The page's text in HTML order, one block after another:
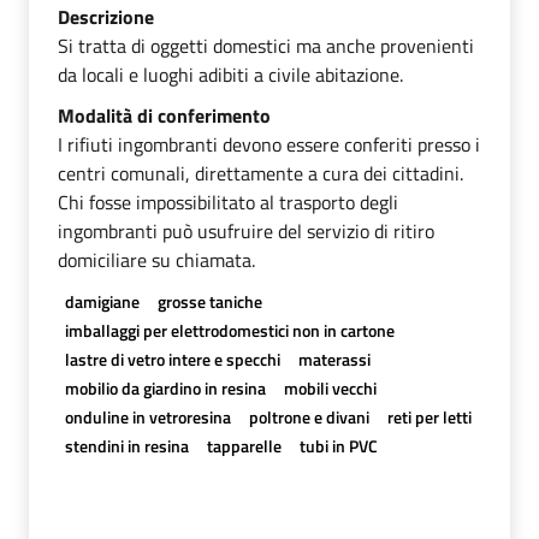
Descrizione
Si tratta di oggetti domestici ma anche provenienti
da locali e luoghi adibiti a civile abitazione.
Modalità di conferimento
I rifiuti ingombranti devono essere conferiti presso i
centri comunali, direttamente a cura dei cittadini.
Chi fosse impossibilitato al trasporto degli
ingombranti può usufruire del servizio di ritiro
domiciliare su chiamata.
damigiane
grosse taniche
imballaggi per elettrodomestici non in cartone
lastre di vetro intere e specchi
materassi
mobilio da giardino in resina
mobili vecchi
onduline in vetroresina
poltrone e divani
reti per letti
stendini in resina
tapparelle tubi in PVC